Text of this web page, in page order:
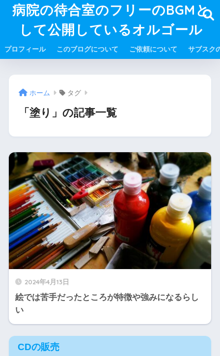
病院の待合室のフリーのBGMと
して公開しているオルゴール
プロフィール このブログについて ご依頼について サブスク
ホーム タグ
「塗り」の記事一覧
2024年4月13日
絵では苦手だったところが特徴や強みになるらし
い
CDの販売